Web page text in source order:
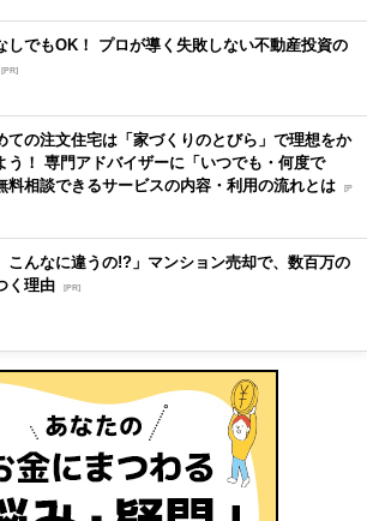
しでもOK！ プロが導く失敗しない不動産投資の
ての注文住宅は「家づくりのとびら」で理想をか
う！ 専門アドバイザーに「いつでも・何度で
料相談できるサービスの内容・利用の流れとは [P
こんなに違うの!?」マンション売却で、数百万の
く理由 [PR]